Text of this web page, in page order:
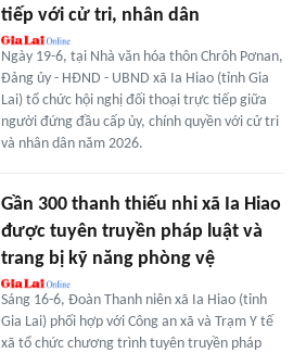
tiếp với cử tri, nhân dân
Ngày 19-6, tại Nhà văn hóa thôn Chrôh Pơnan,
Đảng ủy - HĐND - UBND xã Ia Hiao (tỉnh Gia
Lai) tổ chức hội nghị đối thoại trực tiếp giữa
người đứng đầu cấp ủy, chính quyền với cử tri
và nhân dân năm 2026.
Gần 300 thanh thiếu nhi xã Ia Hiao
được tuyên truyền pháp luật và
trang bị kỹ năng phòng vệ
Sáng 16-6, Đoàn Thanh niên xã Ia Hiao (tỉnh
Gia Lai) phối hợp với Công an xã và Trạm Y tế
xã tổ chức chương trình tuyên truyền pháp